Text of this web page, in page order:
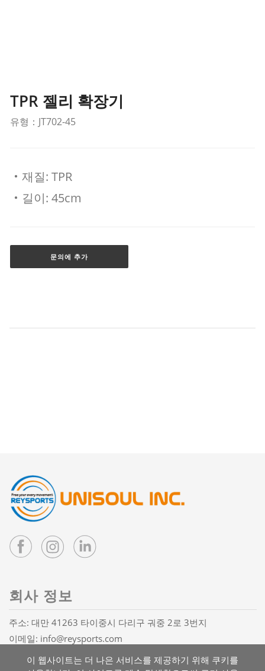
TPR 젤리 확장기
유형：JT702-45
‧재질: TPR
‧길이: 45cm
문의에 추가
이 웹사이트는 더 나은 서비스를 제공하기 위해 쿠키를
회사 정보
주소: 대만 41263 타이중시 다리구 궈중 2로 3번지
이메일: info@reysports.com
전화: +886-4-24068688